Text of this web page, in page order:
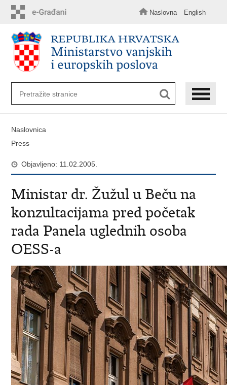
sadržaj
Naslovna English
Naslovnica
Press
Objavljeno: 11.02.2005.
Ministar dr. Žužul u Beču na
konzultacijama pred početak
rada Panela uglednih osoba
OESS-a